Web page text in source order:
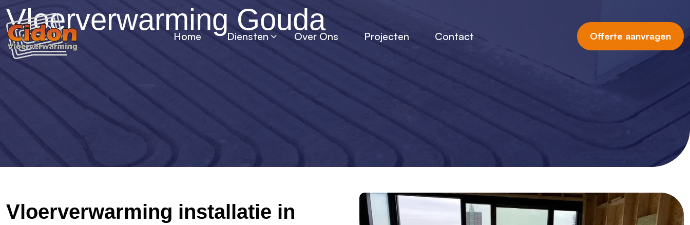
Home Diensten Over Ons Projecten Contact Offerte aanvragen
Vloerverwarming Gouda
Vloerverwarming installatie in